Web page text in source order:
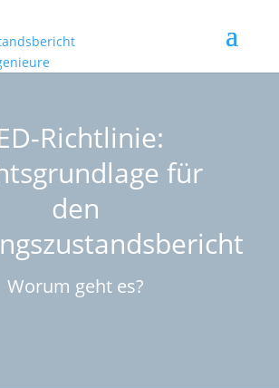
Richtlinie:
für
den
Worum geht es?